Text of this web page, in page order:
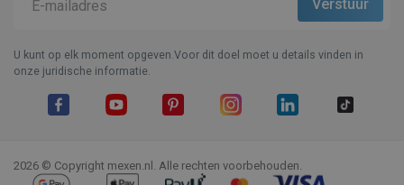
U kunt op elk moment opgeven.Voor dit doel moet u details vinden in
onze juridische informatie.
2026 © Copyright mexen.nl. Alle rechten voorbehouden.